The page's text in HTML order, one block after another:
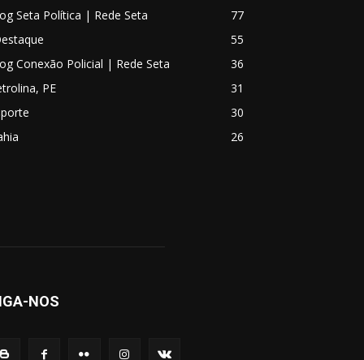
Seta Política | Rede Seta
77
55
Conexão Policial | Rede Seta
36
PE
31
30
26
NOS